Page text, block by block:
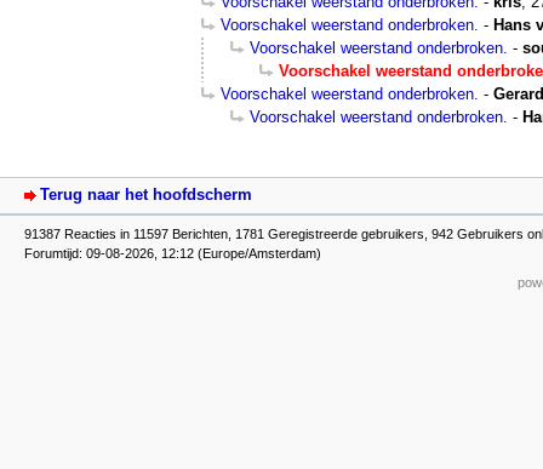
Voorschakel weerstand onderbroken. - Hans
Voorschakel weerstand onderbroken. -
Voorschakel weerstand
Voorschakel weerstand onderbroken. -
Voorschakel weerstand onderbroken. -
Terug naar het hoofdscherm
91387 Reacties in 11597 Berichten, 1781 Geregistreerde gebruikers, 942 Gebruikers
Forumtijd: 09-08-2026, 12:12 (Europe/Amsterdam)